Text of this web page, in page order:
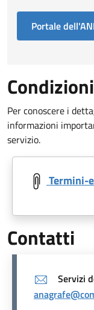
Portale
Per conoscere i
informazioni
servizio.
Document
Termini-
Contatti
Servizi